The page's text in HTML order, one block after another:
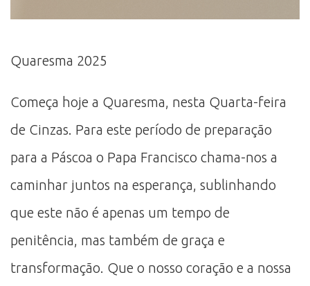
Quaresma 2025
Começa hoje a Quaresma, nesta Quarta-feira
de Cinzas. Para este período de preparação
para a Páscoa o Papa Francisco chama-nos a
caminhar juntos na esperança, sublinhando
que este não é apenas um tempo de
penitência, mas também de graça e
transformação. Que o nosso coração e a nossa